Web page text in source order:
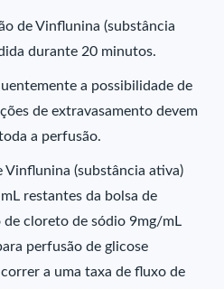
de Vinflunina (substância
durante 20 minutos.
a possibilidade de
de extravasamento devem
a perfusão.
Vinflunina (substância ativa)
restantes da bolsa de
de cloreto de sódio 9mg/mL
perfusão de glicose
a uma taxa de fluxo de